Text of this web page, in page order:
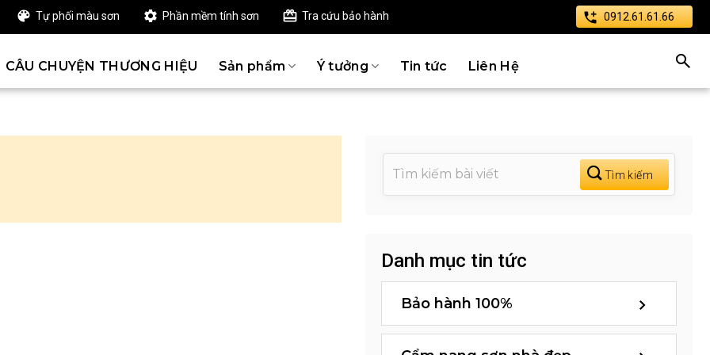
Tự phối màu sơn Phần mềm tính sơn Tra cứu bảo hành 0912.61.61.66
CÂU CHUYỆN THƯƠNG HIỆU Sản phẩm Ý tưởng Tin tức Liên Hệ
Danh mục tin tức
Bảo hành 100%